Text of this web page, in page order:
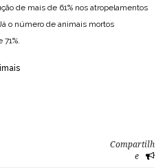
de mais de 61% nos atropelamentos
o número de animais mortos
Compartilh
e